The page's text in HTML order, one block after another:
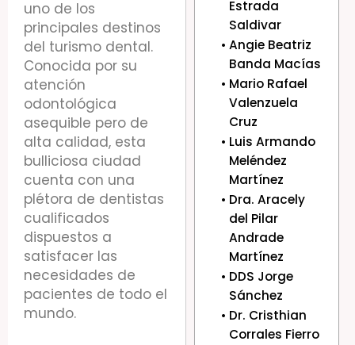
uno de los
principales destinos
del turismo dental.
Conocida por su
atención
odontológica
asequible pero de
alta calidad, esta
bulliciosa ciudad
cuenta con una
plétora de dentistas
cualificados
dispuestos a
satisfacer las
necesidades de
pacientes de todo el
mundo.
Estrada
Saldivar
Angie Beatriz
Banda Macías
Mario Rafael
Valenzuela
Cruz
Luis Armando
Meléndez
Martínez
Dra. Aracely
del Pilar
Andrade
Martínez
DDS Jorge
Sánchez
Dr. Cristhian
Corrales Fierro